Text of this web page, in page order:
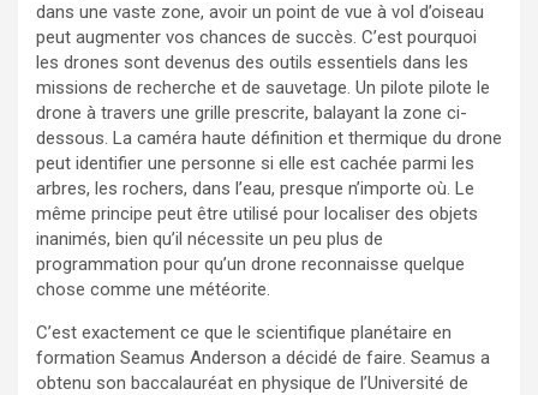
dans une vaste zone, avoir un point de vue à vol d’oiseau
peut augmenter vos chances de succès. C’est pourquoi
les drones sont devenus des outils essentiels dans les
missions de recherche et de sauvetage. Un pilote pilote le
drone à travers une grille prescrite, balayant la zone ci-
dessous. La caméra haute définition et thermique du drone
peut identifier une personne si elle est cachée parmi les
arbres, les rochers, dans l’eau, presque n’importe où. Le
même principe peut être utilisé pour localiser des objets
inanimés, bien qu’il nécessite un peu plus de
programmation pour qu’un drone reconnaisse quelque
chose comme une météorite.
C’est exactement ce que le scientifique planétaire en
formation Seamus Anderson a décidé de faire. Seamus a
obtenu son baccalauréat en physique de l’Université de